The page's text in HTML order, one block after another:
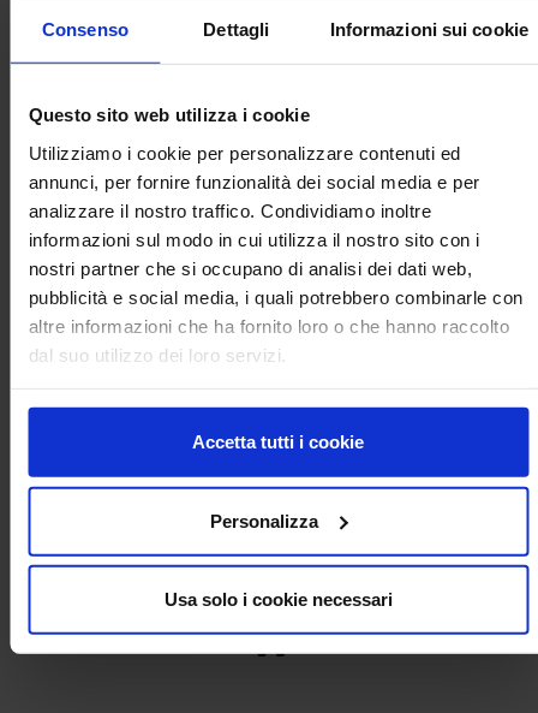
Consenso Dettagli Informazioni sui cookie
Questo sito web utilizza i cookie
Utilizziamo i cookie per personalizzare contenuti ed
annunci, per fornire funzionalità dei social media e per
analizzare il nostro traffico. Condividiamo inoltre
informazioni sul modo in cui utilizza il nostro sito con i
nostri partner che si occupano di analisi dei dati web,
pubblicità e social media, i quali potrebbero combinarle con
altre informazioni che ha fornito loro o che hanno raccolto
dal suo utilizzo dei loro servizi.
Accetta tutti i cookie
Personalizza
Usa solo i cookie necessari
Consegna immediata
Grande scorta
di prodotti
Vasta gamma
Consulenza continua
Prezzi competitivi